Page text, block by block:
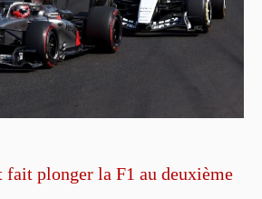
plonger la F1 au deuxième